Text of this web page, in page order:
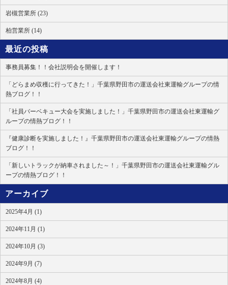
岩槻営業所 (23)
柏営業所 (14)
最近の投稿
事務員募集！！会社説明会を開催します！
「どらまめ収穫に行ってきた！」千葉県野田市の運送会社東運輸グループの情
熱ブログ！！
「社員バーベキュー大会を実施しました！」千葉県野田市の運送会社東運輸グ
ループの情熱ブログ！！
『健康診断を実施しました！』千葉県野田市の運送会社東運輸グループの情熱
ブログ！！
「新しいトラックが納車されました～！」千葉県野田市の運送会社東運輸グル
ープの情熱ブログ！！
アーカイブ
2025年4月 (1)
2024年11月 (1)
2024年10月 (3)
2024年9月 (7)
2024年8月 (4)